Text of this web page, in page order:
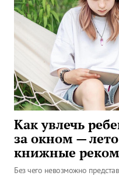
Как увлечь
за окном —
книжные
Без чего невозможно